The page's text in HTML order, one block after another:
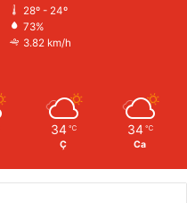
28º - 24º
73%
3.82 km/h
34 ℃
Ç
34 ℃
Ca